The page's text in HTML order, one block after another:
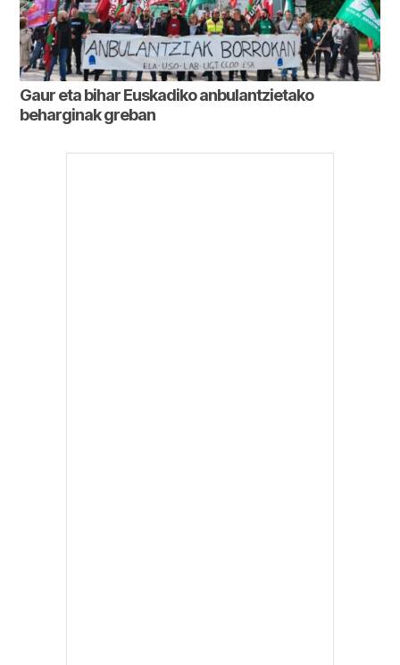
Gaur eta bihar Euskadiko anbulantzietako
beharginak greban